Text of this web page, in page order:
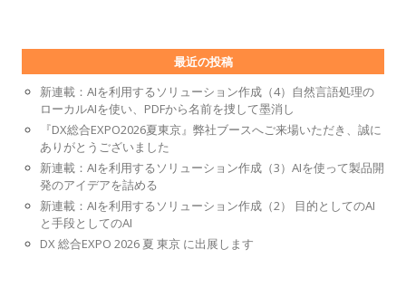
最近の投稿
新連載：AIを利用するソリューション作成（4）自然言語処理の
ローカルAIを使い、PDFから名前を捜して墨消し
『DX総合EXPO2026夏東京』弊社ブースへご来場いただき、誠に
ありがとうございました
新連載：AIを利用するソリューション作成（3）AIを使って製品開
発のアイデアを詰める
新連載：AIを利用するソリューション作成（2） 目的としてのAI
と手段としてのAI
DX 総合EXPO 2026 夏 東京 に出展します